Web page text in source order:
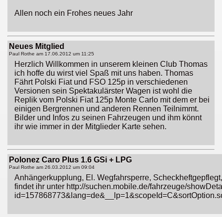
Allen noch ein Frohes neues Jahr
Neues Mitglied
Paul Rothe am 17.06.2012 um 11:25
Herzlich Willkommen in unserem kleinen Club Thomas
ich hoffe du wirst viel Spaß mit uns haben. Thomas
Fährt Polski Fiat und FSO 125p in verschiedenen
Versionen sein Spektakulärster Wagen ist wohl die
Replik vom Polski Fiat 125p Monte Carlo mit dem er bei
einigen Bergrennen und anderen Rennen Teilnimmt.
Bilder und Infos zu seinen Fahrzeugen und ihm könnt
ihr wie immer in der Mitglieder Karte sehen.
Polonez Caro Plus 1.6 GSi + LPG
Paul Rothe am 26.03.2012 um 09:04
Anhängerkupplung, El. Wegfahrsperre,
findet ihr unter http://suchen.mobile.de/fahrzeuge/